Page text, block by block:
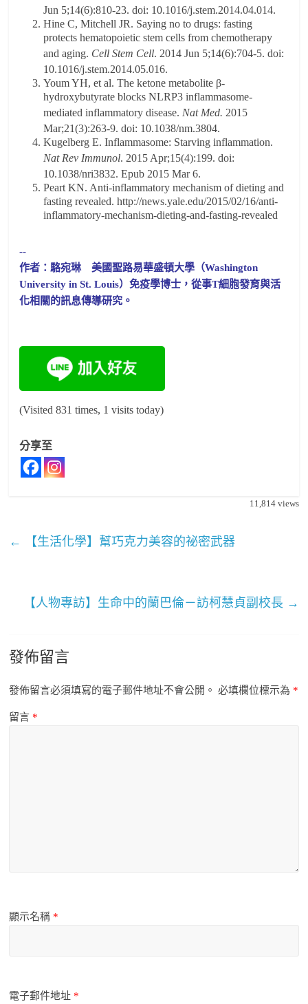
Jun 5;14(6):810-23. doi: 10.1016/j.stem.2014.04.014.
Hine C, Mitchell JR. Saying no to drugs: fasting
protects hematopoietic stem cells from chemotherapy
and aging. Cell Stem Cell. 2014 Jun 5;14(6):704-5. doi:
10.1016/j.stem.2014.05.016.
Youm YH, et al. The ketone metabolite β-
hydroxybutyrate blocks NLRP3 inflammasome-
mediated inflammatory disease. Nat Med. 2015
Mar;21(3):263-9. doi: 10.1038/nm.3804.
Kugelberg E. Inflammasome: Starving inflammation.
Nat Rev Immunol. 2015 Apr;15(4):199. doi:
10.1038/nri3832. Epub 2015 Mar 6.
Peart KN. Anti-inflammatory mechanism of dieting and
fasting revealed. http://news.yale.edu/2015/02/16/anti-
inflammatory-mechanism-dieting-and-fasting-revealed
--
作者：駱宛琳 美國聖路易華盛頓大學（Washington
University in St. Louis）免疫學博士，從事T細胞發育與活
化相關的訊息傳導研究。
(Visited 831 times, 1 visits today)
分享至
11,814views
← 【生活化學】幫巧克力美容的祕密武器
【人物專訪】生命中的蘭巴倫－訪柯慧貞副校長 →
發佈留言
發佈留言必須填寫的電子郵件地址不會公開。 必填欄位標示為 *
留言 *
顯示名稱 *
電子郵件地址 *